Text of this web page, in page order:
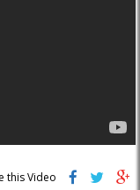
this Video